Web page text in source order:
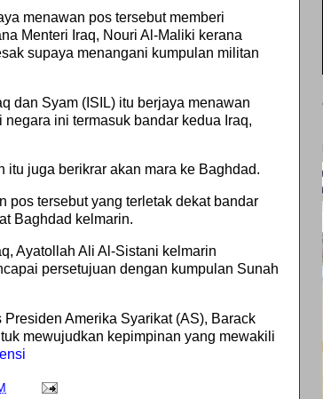
menawan pos tersebut memberi
Menteri Iraq, Nouri Al-Maliki kerana
supaya menangani kumpulan militan
dan Syam (ISIL) itu berjaya menawan
ini termasuk bandar kedua Iraq,
itu juga berikrar akan mara ke Baghdad.
pos tersebut yang terletak dekat bandar
Baghdad kelmarin.
Ayatollah Ali Al-Sistani kelmarin
persetujuan dengan kumpulan Sunah
Amerika Syarikat (AS), Barack
mewujudkan kepimpinan yang mewakili